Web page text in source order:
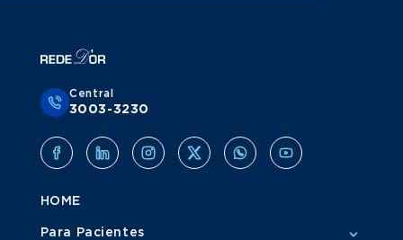
Central
3003-3230
HOME
Para Pacientes